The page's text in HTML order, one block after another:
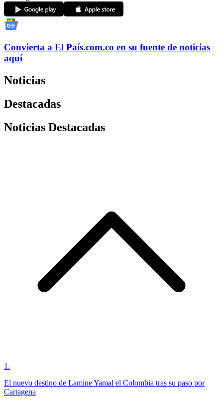
Convierta a El País.com.co en su fuente de noticias
aquí
Noticias
Destacadas
Noticias Destacadas
1 .
El nuevo destino de Lamine Yamal el Colombia tras su paso por
Cartagena